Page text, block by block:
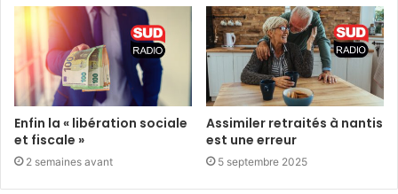
Enfin la « libération sociale
et fiscale »
2 semaines avant
Assimiler retraités à nantis
est une erreur
5 septembre 2025